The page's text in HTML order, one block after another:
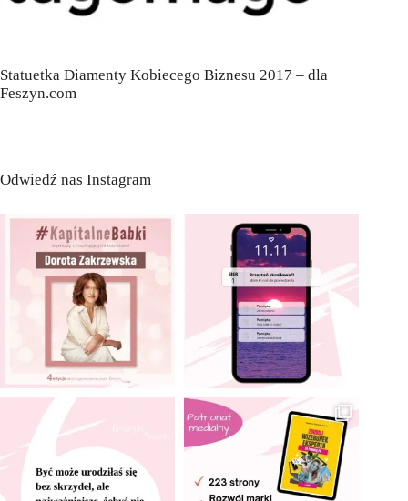
Statuetka Diamenty Kobiecego Biznesu 2017 – dla
Feszyn.com
Odwiedź nas Instagram